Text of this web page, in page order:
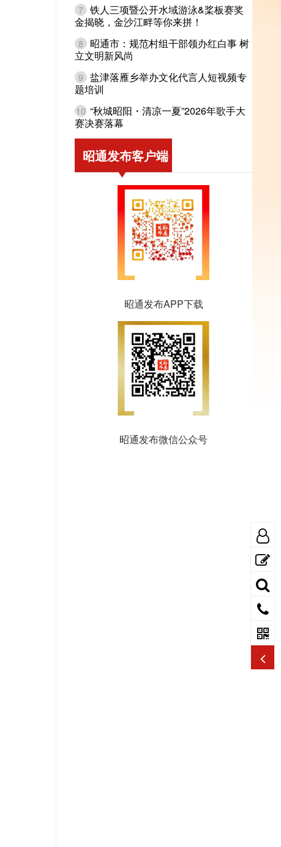
7 铁人三项暨公开水域游泳&桨板赛奖
金揭晓，金沙江畔等你来拼！
8
昭通市：规范村组干部领办红白事 树
立文明新风尚
9 盐津落雁乡举办文化代言人短视频专
题培训
10 “秋城昭阳・清凉一夏”2026年歌手大
赛决赛落幕
昭通发布客户端
昭通发布APP下载
昭通发布微信公众号